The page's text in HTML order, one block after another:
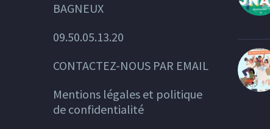
BAGNEUX
09.50.05.13.20
CONTACTEZ-NOUS PAR EMAIL
Mentions légales et politique
de confidentialité